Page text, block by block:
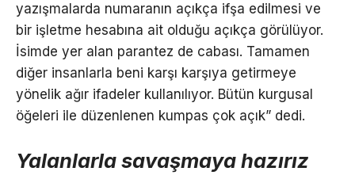
yazışmalarda numaranın açıkça ifşa edilmesi ve
bir işletme hesabına ait olduğu açıkça görülüyor.
İsimde yer alan parantez de cabası. Tamamen
diğer insanlarla beni karşı karşıya getirmeye
yönelik ağır ifadeler kullanılıyor. Bütün kurgusal
öğeleri ile düzenlenen kumpas çok açık” dedi.
Yalanlarla savaşmaya hazırız